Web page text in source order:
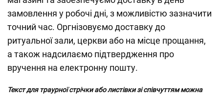
замовлення у робочі дні, з можливістю зазначити
точний час. Оргнізовуємо доставку до
ритуальної зали, церкви або на місце прощання,
а також надсилаємо підтвердження про
вручення на електронну пошту.
Текст для траурної стрічки або листівки зі співчуттям можна